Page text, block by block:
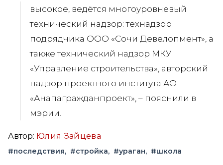
высокое, ведётся многоуровневый
технический надзор: технадзор
подрядчика ООО «Сочи Девелопмент», а
также технический надзор МКУ
«Управление строительства», авторский
надзор проектного института АО
«Анапагражданпроект», – пояснили в
мэрии.
Автор: Юлия Зайцева
#последствия #стройка #ураган #школа